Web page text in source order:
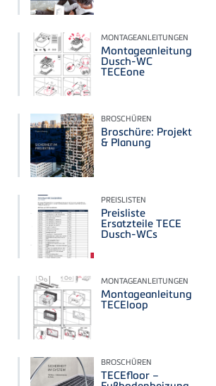
MONTAGEANLEITUNGEN
Montageanleitung
Dusch-WC
TECEone
BROSCHÜREN
Broschüre: Projekt
& Planung
PREISLISTEN
Preisliste
Ersatzteile TECE
Dusch-WCs
MONTAGEANLEITUNGEN
Montageanleitung
TECEloop
BROSCHÜREN
TECEfloor –